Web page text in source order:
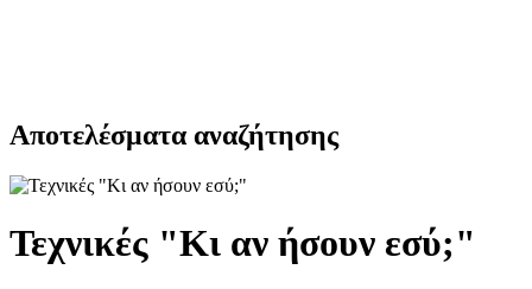
Αποτελέσματα αναζήτησης
Τεχνικές "Κι αν ήσουν εσύ;"